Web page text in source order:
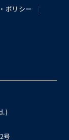
ポリシー
号